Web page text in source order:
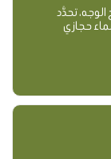
تحدَّد
حجازي